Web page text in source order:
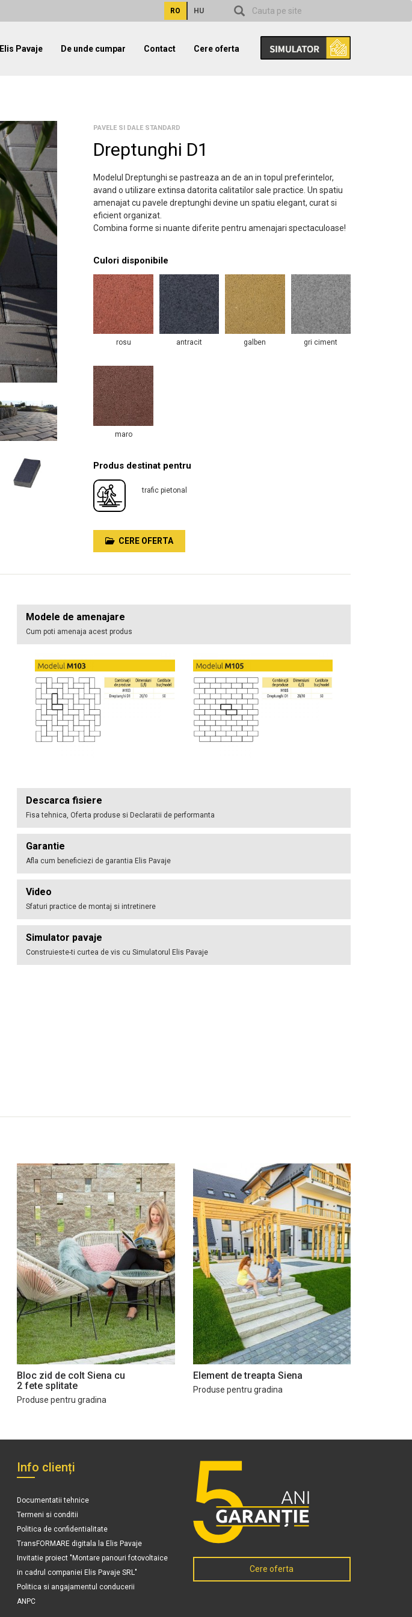
RO HU
Pavaje De unde cumpar Contact Cere oferta
PAVELE SI DALE STANDARD
Dreptunghi D1
Modelul Dreptunghi se pastreaza an de an in topul preferintelor,
avand o utilizare extinsa datorita calitatilor sale practice. Un spatiu
amenajat cu pavele dreptunghi devine un spatiu elegant, curat si
eficient organizat.
Combina forme si nuante diferite pentru amenajari spectaculoase!
Culori disponibile
rosu antracit galben gri ciment
maro
Produs destinat pentru
trafic pietonal
CERE OFERTA
Modele de amenajare
Cum poti amenaja acest produs
Descarca fisiere
Fisa tehnica, Oferta produse si Declaratii de performanta
Garantie
Afla cum beneficiezi de garantia Elis Pavaje
Video
Sfaturi practice de montaj si intretinere
Simulator pavaje
Construieste-ti curtea de vis cu Simulatorul Elis Pavaje
Bloc zid de colt Siena cu
2 fete splitate
Produse pentru gradina
Element de treapta Siena
Produse pentru gradina
Info clienți
Documentatii tehnice
Termeni si conditii
Politica de confidentialitate
TransFORMARE digitala la Elis Pavaje
Invitatie proiect "Montare panouri fotovoltaice
in cadrul companiei Elis Pavaje SRL"
Politica si angajamentul conducerii
ANPC
Cere oferta